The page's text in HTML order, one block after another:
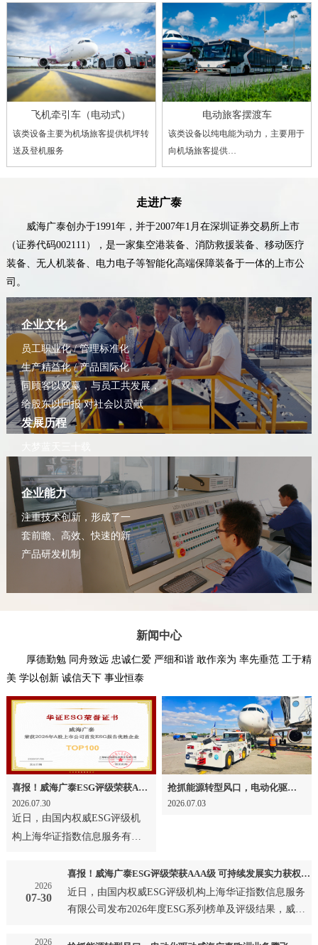
飞机牵引车（电动式）
该类设备主要为机场旅客提供机坪转
送及登机服务
电动旅客摆渡车
该类设备以纯电能为动力，主要用于
向机场旅客提供…
走进广泰
威海广泰创办于1991年，并于2007年1月在深圳证券交易所上市
（证券代码002111），是一家集空港装备、消防救援装备、移动医疗
装备、无人机装备、电力电子等智能化高端保障装备于一体的上市公
司。
企业文化
员工职业化 / 管理标准化
生产精益化 / 产品国际化
同顾客以双赢，与员工共发展，
给股东以回报 对社会以贡献
发展历程
拓新致远铸辉煌
企业能力
注重技术创新，形成了一
套前瞻、高效、快速的新
产品研发机制
新闻中心
厚德勤勉 同舟致远 忠诚仁爱 严细和谐 敢作亲为 率先垂范 工于精
美 学以创新 诚信天下 事业恒泰
喜报！威海广泰ESG评级荣获AAA级 可持续发展实力获权威认可
2026.07.30
近日，由国内权威ESG评级机
构上海华证指数信息服务有限
单及评级结果，威海广泰成
功…
抢抓能源转型风口，电动化驱动威海广泰欧洲业务腾飞
2026.07.03
2026
07-30
喜报！威海广泰ESG评级荣获AAA级 可持续发展实力获权威认可
近日，由国内权威ESG评级机构上海华证指数信息服务
有限公司发布2026年度ESG系列榜单及评级结果，威海
2026